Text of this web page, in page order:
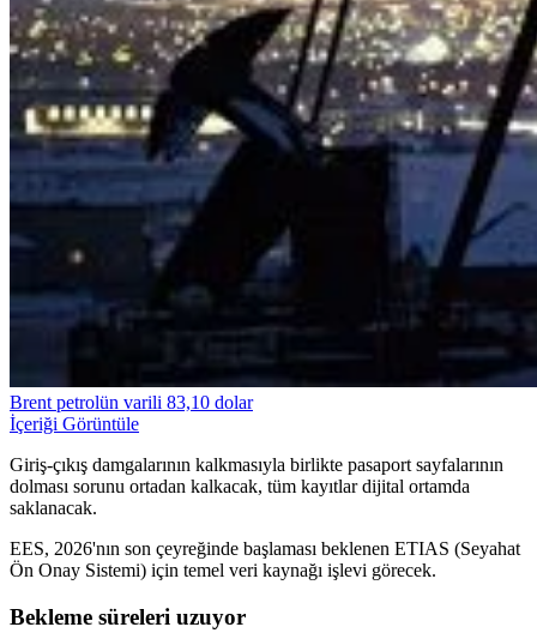
Brent petrolün varili 83,10 dolar
İçeriği Görüntüle
Giriş-çıkış damgalarının kalkmasıyla birlikte pasaport sayfalarının
dolması sorunu ortadan kalkacak, tüm kayıtlar dijital ortamda
saklanacak.
EES, 2026'nın son çeyreğinde başlaması beklenen ETIAS (Seyahat
Ön Onay Sistemi) için temel veri kaynağı işlevi görecek.
Bekleme süreleri uzuyor